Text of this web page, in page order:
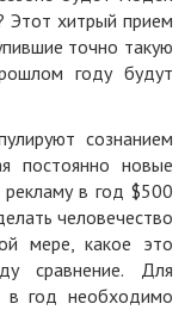
Этот хитрый прием
точно такую
году будут
сознанием
постоянно новые
в год $500
человечество
мере, какое это
сравнение. Для
в год необходимо